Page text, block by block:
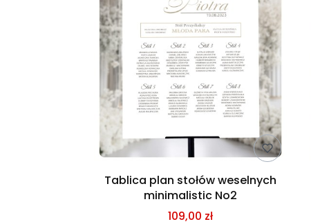
Tablica plan stołów weselnych
minimalistic No2
109,00 zł